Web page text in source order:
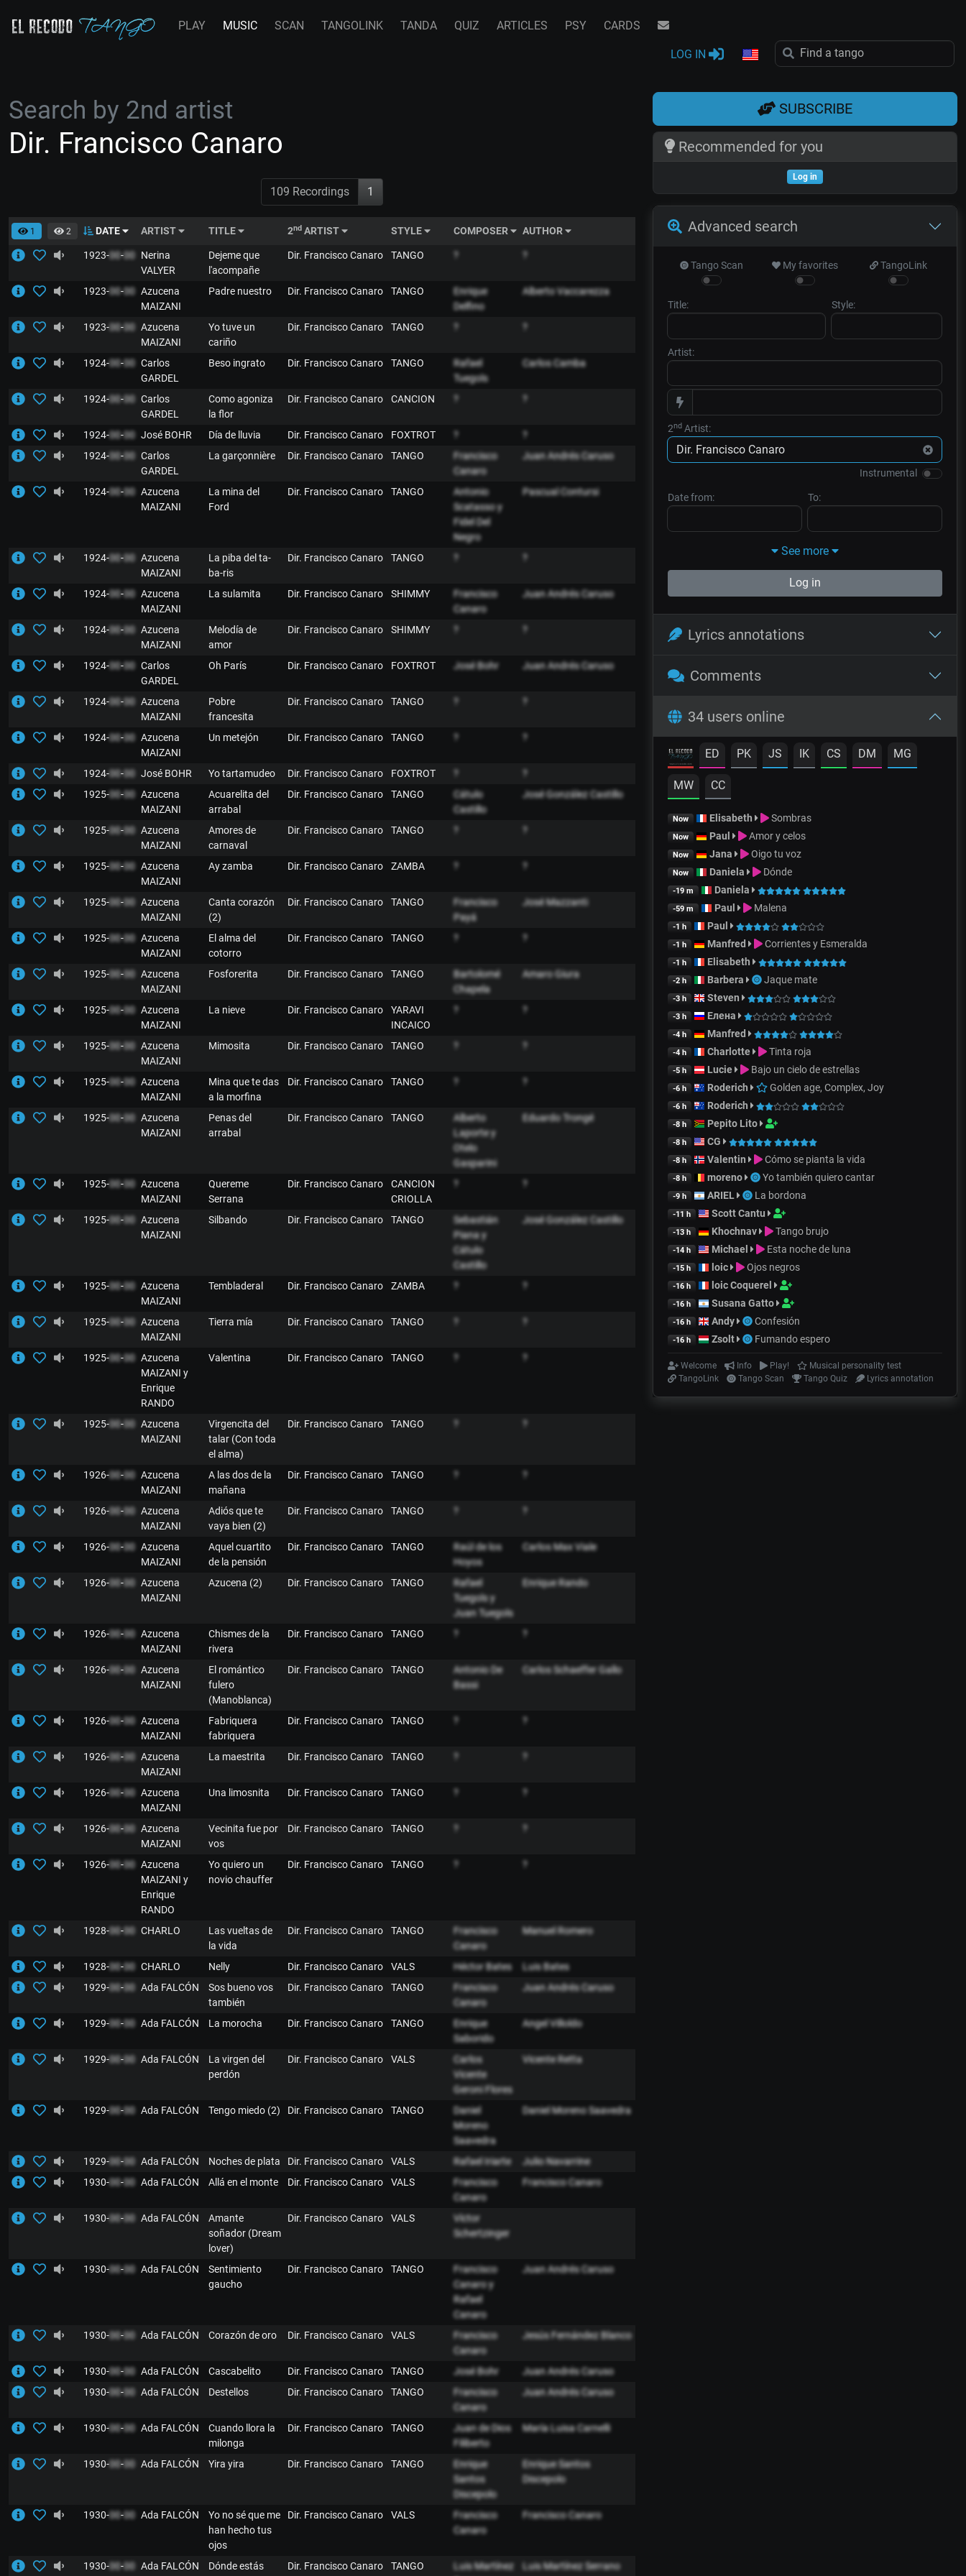
PLAY MUSIC SCAN TANGOLINK TANDA QUIZ ARTICLES PSY CARDS
LOG IN
Search by 2nd artist
Dir. Francisco Canaro
109 Recordings 1
1 2 DATE ARTIST TITLE 2nd ARTIST STYLE COMPOSER AUTHOR
1923-00-00
Nerina
VALYER
Dejeme que
l'acompañe
Dir. Francisco Canaro TANGO ? ?
1923-00-00 Azucena
MAIZANI
Padre nuestro Dir. Francisco Canaro TANGO
Enrique
Delfino
Alberto Vaccarezza
1923-00-00 Azucena
MAIZANI
Yo tuve un
cariño
Dir. Francisco Canaro TANGO ? ?
1924-00-00 Carlos
GARDEL
Beso ingrato Dir. Francisco Canaro TANGO
Rafael
Tuegols
Carlos Camba
1924-00-00 Carlos
GARDEL
Como agoniza
la flor
Dir. Francisco Canaro CANCION ? ?
1924-00-00 José BOHR Día de lluvia Dir. Francisco Canaro FOXTROT ?
?
1924-00-00 Carlos
GARDEL
La garçonnière Dir. Francisco Canaro TANGO
Francisco
Canaro
Juan Andrés Caruso
1924-00-00 Azucena
MAIZANI
La mina del
Ford
Dir. Francisco Canaro TANGO
Antonio
Scatasso y
Fidel Del
Negro
Pascual Contursi
1924-00-00 Azucena
MAIZANI
La piba del ta-
ba-ris
Dir. Francisco Canaro TANGO ? ?
1924-00-00 Azucena
MAIZANI
La sulamita Dir. Francisco Canaro SHIMMY
Francisco
Canaro
Juan Andrés Caruso
1924-00-00 Azucena
MAIZANI
Melodía de
amor
Dir. Francisco Canaro SHIMMY ? ?
1924-00-00 Carlos
GARDEL
Oh París Dir. Francisco Canaro FOXTROT José Bohr Juan Andrés Caruso
1924-00-00 Azucena
MAIZANI
Pobre
francesita
Dir. Francisco Canaro TANGO ? ?
1924-00-00 Azucena
MAIZANI
Un metejón Dir. Francisco Canaro TANGO ? ?
1924-00-00 José BOHR Yo tartamudeo Dir. Francisco Canaro FOXTROT ?
?
1925-00-00 Azucena
MAIZANI
Acuarelita del
arrabal
Dir. Francisco Canaro TANGO
Cátulo
Castillo
José González Castillo
1925-00-00 Azucena
MAIZANI
Amores de
carnaval
Dir. Francisco Canaro TANGO ? ?
1925-00-00 Azucena
MAIZANI
Ay zamba Dir. Francisco Canaro ZAMBA ? ?
1925-00-00 Azucena
MAIZANI
Canta corazón
(2)
Dir. Francisco Canaro TANGO
Francisco
Payá
José Mazzanti
1925-00-00 Azucena
MAIZANI
El alma del
cotorro
Dir. Francisco Canaro TANGO ? ?
1925-00-00 Azucena
MAIZANI
Fosforerita Dir. Francisco Canaro TANGO
Bartolomé
Chapela
Amaro Giura
1925-00-00 Azucena
MAIZANI
La nieve Dir. Francisco Canaro
YARAVI
INCAICO
? ?
1925-00-00 Azucena
MAIZANI
Mimosita Dir. Francisco Canaro TANGO ? ?
1925-00-00 Azucena
MAIZANI
Mina que te das
a la morfina
Dir. Francisco Canaro TANGO ? ?
1925-00-00 Azucena
MAIZANI
Penas del
arrabal
Dir. Francisco Canaro TANGO
Alberto
Laporte y
Otelo
Gasparini
Eduardo Trongé
1925-00-00 Azucena
MAIZANI
Quereme
Serrana
Dir. Francisco Canaro
CANCION
CRIOLLA
? ?
1925-00-00 Azucena
MAIZANI
Silbando Dir. Francisco Canaro TANGO
Sebastián
Piana y
Cátulo
Castillo
José González Castillo
1925-00-00 Azucena
MAIZANI
Tembladeral Dir. Francisco Canaro ZAMBA ? ?
1925-00-00 Azucena
MAIZANI
Tierra mía Dir. Francisco Canaro TANGO ? ?
1925-00-00 Azucena
MAIZANI y
Enrique
RANDO
Valentina Dir. Francisco Canaro TANGO ? ?
1925-00-00 Azucena
MAIZANI
Virgencita del
talar (Con toda
el alma)
Dir. Francisco Canaro TANGO ? ?
1926-00-00 Azucena
MAIZANI
A las dos de la
mañana
Dir. Francisco Canaro TANGO ? ?
1926-00-00 Azucena
MAIZANI
Adiós que te
vaya bien (2)
Dir. Francisco Canaro TANGO ? ?
1926-00-00 Azucena
MAIZANI
Aquel cuartito
de la pensión
Dir. Francisco Canaro TANGO
Raúl de los
Hoyos
Carlos Max Viale
1926-00-00 Azucena
MAIZANI
Azucena (2) Dir. Francisco Canaro TANGO
Rafael
Tuegols y
Juan Tuegols
Enrique Rando
1926-00-00 Azucena
MAIZANI
Chismes de la
rivera
Dir. Francisco Canaro TANGO ? ?
1926-00-00 Azucena
MAIZANI
El romántico
fulero
(Manoblanca)
Dir. Francisco Canaro TANGO
Antonio De
Bassi
Carlos Schaeffer Gallo
1926-00-00 Azucena
MAIZANI
Fabriquera
fabriquera
Dir. Francisco Canaro TANGO ? ?
1926-00-00 Azucena
MAIZANI
La maestrita Dir. Francisco Canaro TANGO ? ?
1926-00-00 Azucena
MAIZANI
Una limosnita Dir. Francisco Canaro TANGO ? ?
1926-00-00 Azucena
MAIZANI
Vecinita fue por
vos
Dir. Francisco Canaro TANGO ? ?
1926-00-00 Azucena
MAIZANI y
Enrique
RANDO
Yo quiero un
novio chauffer
Dir. Francisco Canaro TANGO ? ?
1928-00-00 CHARLO
Las vueltas de
la vida
Dir. Francisco Canaro TANGO
Francisco
Canaro
Manuel Romero
1928-00-00 CHARLO Nelly Dir. Francisco Canaro VALS Héctor Bates
Luis Bates
1929-00-00 Ada FALCÓN
Sos bueno vos
también
Dir. Francisco Canaro TANGO
Francisco
Canaro
Juan Andrés Caruso
1929-00-00 Ada FALCÓN La morocha Dir. Francisco Canaro TANGO
Enrique
Saborido
Angel Villoldo
1929-00-00 Ada FALCÓN
La virgen del
perdón
Dir. Francisco Canaro VALS
Carlos
Vicente
Geroni Flores
Vicente Retta
1929-00-00 Ada FALCÓN Tengo miedo (2) Dir. Francisco Canaro TANGO
Daniel
Moreno
Saavedra
Daniel Moreno Saavedra
1929-00-00 Ada FALCÓN Noches de plata Dir. Francisco Canaro VALS Rafael Iriarte
Julio Navarrine
1930-00-00 Ada FALCÓN Allá en el monte Dir. Francisco Canaro VALS
Francisco
Canaro
Francisco Canaro
1930-00-00 Ada FALCÓN
Amante
soñador (Dream
lover)
Dir. Francisco Canaro VALS
Víctor
Schertzinger
1930-00-00 Ada FALCÓN
Sentimiento
gaucho
Dir. Francisco Canaro TANGO
Francisco
Canaro y
Rafael
Canaro
Juan Andrés Caruso
1930-00-00 Ada FALCÓN Corazón de oro Dir. Francisco Canaro VALS
Francisco
Canaro
Jesús Fernández Blanco
1930-00-00 Ada FALCÓN Cascabelito Dir. Francisco Canaro TANGO José Bohr
Juan Andrés Caruso
1930-00-00 Ada FALCÓN Destellos Dir. Francisco Canaro TANGO
Francisco
Canaro
Juan Andrés Caruso
1930-00-00 Ada FALCÓN
Cuando llora la
milonga
Dir. Francisco Canaro TANGO
Juan de Dios
Filiberto
María Luisa Carnelli
1930-00-00 Ada FALCÓN Yira yira Dir. Francisco Canaro TANGO
Enrique
Santos
Discepolo
Enrique Santos
Discepolo
1930-00-00 Ada FALCÓN
Yo no sé que me
han hecho tus
ojos
Dir. Francisco Canaro VALS
Francisco
Canaro
Francisco Canaro
1930-00-00 Ada FALCÓN
Dónde estás
Dir. Francisco Canaro TANGO
Luis Martínez
Luis Martínez Serrano
SUBSCRIBE
Recommended for you
Log in
Advanced search
Tango Scan My favorites TangoLink
Title: Style:
Artist:
2nd Artist:
Instrumental
Date from: To:
See more
Log in
Lyrics annotations
Comments
34 users online
ED PK JS IK CS DM MG
MW CC
Now Elisabeth Sombras
Now Paul Amor y celos
Now Jana Oigo tu voz
Now Daniela Dónde
-19 m Daniela
-59 m Paul Malena
-1 h Paul
-1 h Manfred Corrientes y Esmeralda
-1 h Elisabeth
-2 h Barbera Jaque mate
-3 h Steven
-3 h Елена
-4 h Manfred
-4 h Charlotte Tinta roja
-5 h Lucie Bajo un cielo de estrellas
-6 h Roderich Golden age, Complex, Joy
-6 h Roderich
-8 h Pepito Lito
-8 h CG
-8 h Valentin Cómo se pianta la vida
-8 h moreno Yo también quiero cantar
-9 h ARIEL La bordona
-11 h Scott Cantu
-13 h Khochnav Tango brujo
-14 h Michael Esta noche de luna
-15 h loic Ojos negros
-16 h loic Coquerel
-16 h Susana Gatto
-16 h Andy Confesión
-16 h Zsolt Fumando espero
Welcome Info Play!
Musical personality test
TangoLink
Tango Scan Tango Quiz Lyrics annotation